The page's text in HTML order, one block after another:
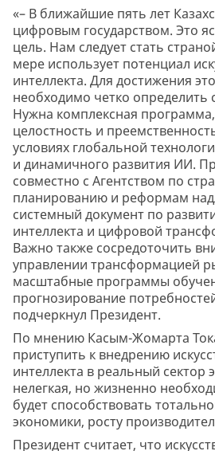
«– В ближайшие пять лет
цифровым государством. Это
цель. Нам следует стать
мере использует потенциал
интеллекта. Для достижения
необходимо четко определить
Нужна комплексная
целостность и
условиях глобальной
и динамичного развития ИИ.
совместно с Агентством по
планированию и реформам
системный документ по
интеллекта и цифровой
Важно также сосредоточить
управлении трансформацией
масштабные программы
прогнозирование
подчеркнул Президент.
По мнению Касым-Жомарта
приступить к внедрению
интеллекта в реальный сектор
нелегкая, но жизненно
будет способствовать
экономики, росту
Президент считает, что